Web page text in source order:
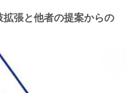
張と他者の提案からの